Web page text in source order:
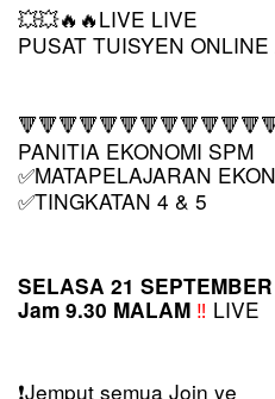
💥💥🔥🔥 LIVE LIVE
PUSAT TUISYEN
PANITIA EKONOMI SPM
✅MATAPELAJARAN
✅TINGKATAN 4 & 5
SELASA 21 SEPTEMBER
Jam 9.30 MALAM ‼️ LIVE
❗️Jemput semua Join ye